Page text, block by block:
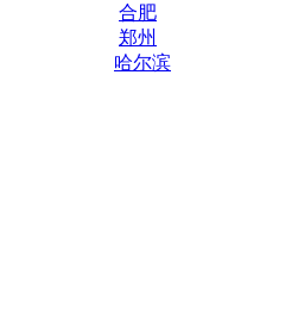
合肥
郑州
哈尔滨